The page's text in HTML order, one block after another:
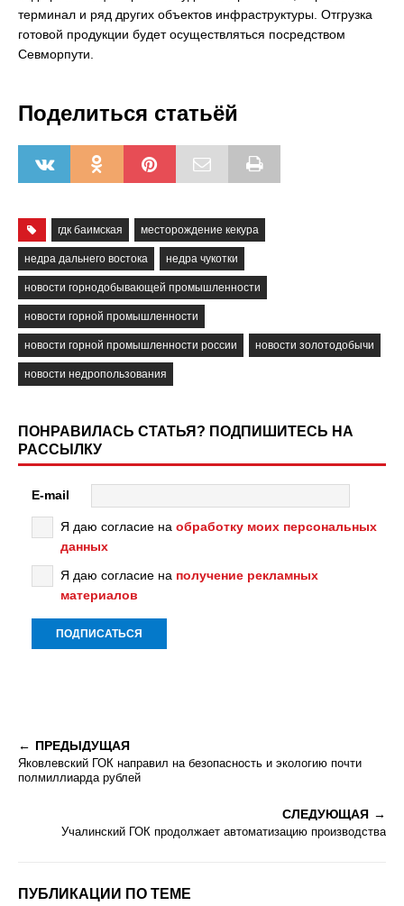
терминал и ряд других объектов инфраструктуры. Отгрузка
готовой продукции будет осуществляться посредством
Севморпути.
Поделиться статьёй
гдк баимская месторождение кекура
недра дальнего востока недра чукотки
новости горнодобывающей промышленности
новости горной промышленности
новости горной промышленности россии новости золотодобычи
новости недропользования
ПОНРАВИЛАСЬ СТАТЬЯ? ПОДПИШИТЕСЬ НА
РАССЫЛКУ
E-mail
Я даю согласие на обработку моих персональных
данных
Я даю согласие на получение рекламных
материалов
ПРЕДЫДУЩАЯ
Яковлевский ГОК направил на безопасность и экологию почти
полмиллиарда рублей
СЛЕДУЮЩАЯ
Учалинский ГОК продолжает автоматизацию производства
ПУБЛИКАЦИИ ПО ТЕМЕ